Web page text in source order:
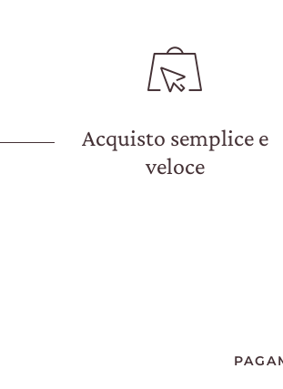
Acquisto semplice e
veloce